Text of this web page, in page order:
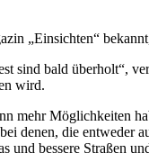
„Einsichten“
sind bald überholt“,
wird.
Möglichkeiten
denen, die
bessere Straßen